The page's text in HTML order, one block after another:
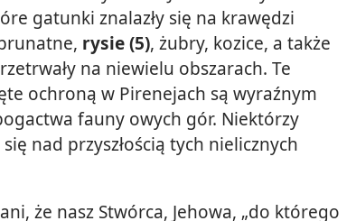
gatunki znalazły się na krawędzi
rysie (5), żubry, kozice, a także
na niewielu obszarach. Te
ochroną w Pirenejach są wyraźnym
fauny owych gór. Niektórzy
nad przyszłością tych nielicznych
że nasz Stwórca, Jehowa, „do którego